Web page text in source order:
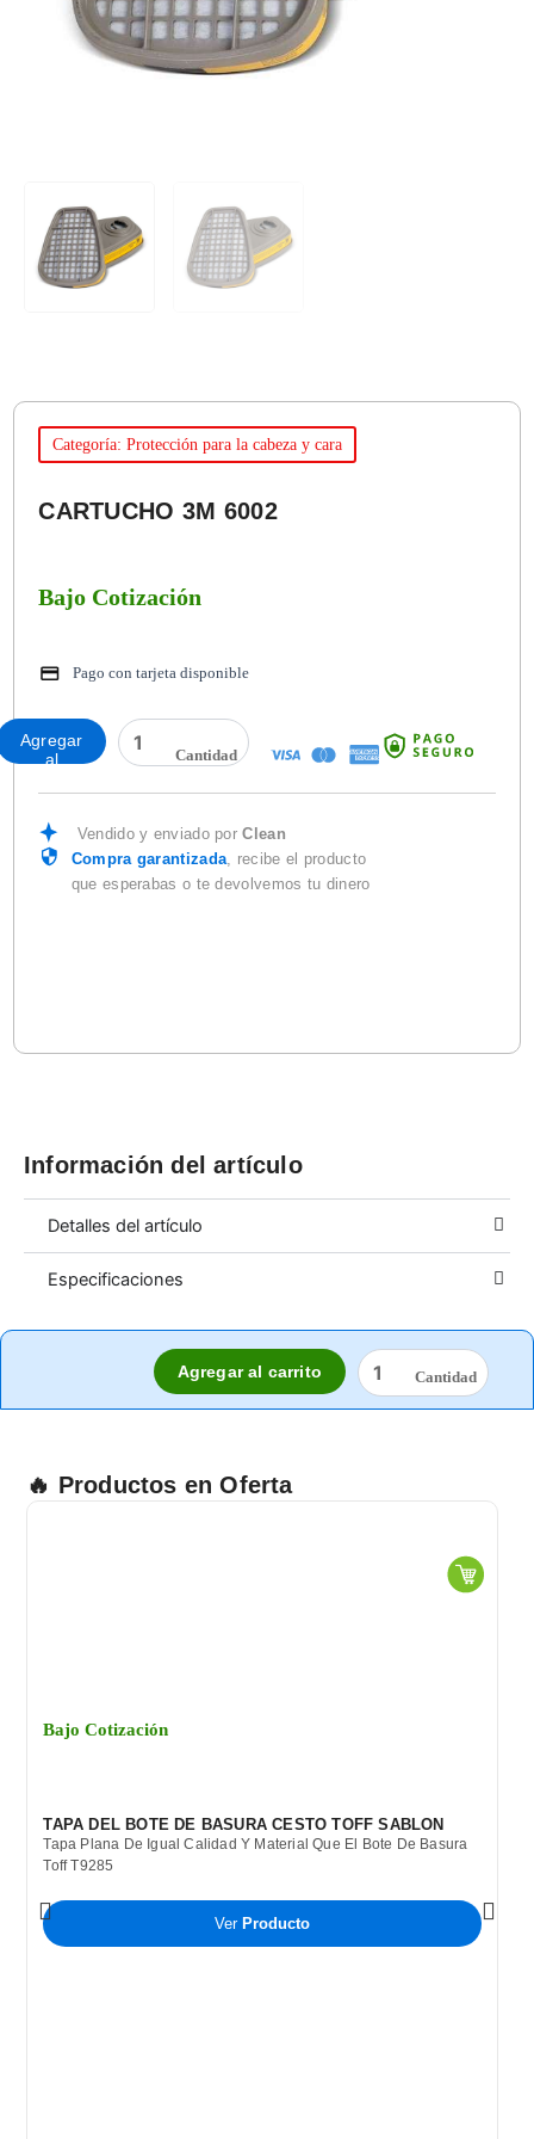
Categoría: Protección para la cabeza y cara
CARTUCHO 3M 6002
Bajo Cotización
Pago con tarjeta disponible
CARTUCHO
3M
cantidad
Agregar
al
Vendido y enviado porClean
Compra garantizada , recibe el producto
que esperabas o te devolvemos tu dinero
Información del artículo
Detalles del artículo
Especificaciones
CARTUCHO
3M
6002
Agregar al carrito
🔥 Productos en Oferta
Bajo Cotización
TAPA DEL BOTE DE BASURA CESTO TOFF SABLON
Tapa Plana De Igual Calidad Y Material Que El Bote De Basura
Toff T9285
Ver Producto